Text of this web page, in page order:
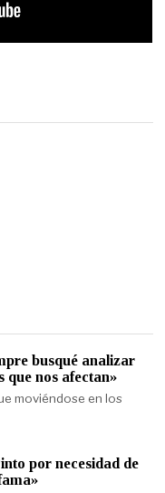
busqué analizar
que nos afectan»
moviéndose en los
por necesidad de